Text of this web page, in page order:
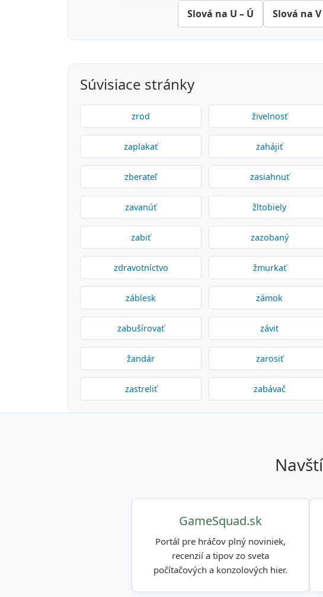
Slová na U – Ú Slová na V
Súvisiace stránky
zrod živelnosť
zaplakať zahájiť
zberateľ zasiahnuť
zavanúť žltobiely
zabiť zazobaný
zdravotníctvo žmurkať
záblesk zámok
zabušírovať závit
žandár zarosiť
zastreliť zabávač
GameSquad.sk
Portál pre hráčov plný noviniek,
recenzií a tipov zo sveta
počítačových a konzolových hier.